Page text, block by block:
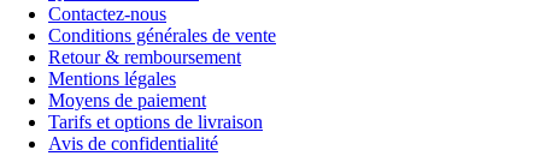
Contactez-nous
Conditions générales de vente
Retour & remboursement
Mentions légales
Moyens de paiement
Tarifs et options de livraison
Avis de confidentialité